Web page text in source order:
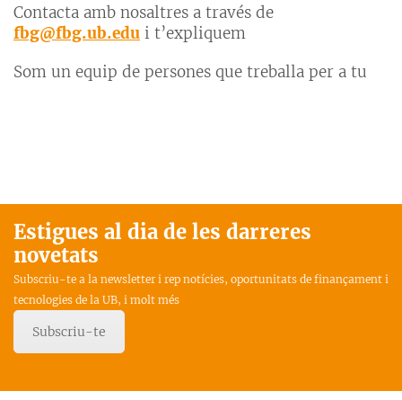
Contacta amb nosaltres a través de
fbg@fbg.ub.edu i t’expliquem
Som un equip de persones que treballa per a tu
Estigues al dia de les darreres
novetats
Subscriu-te a la newsletter i rep notícies, oportunitats de finançament i
tecnologies de la UB, i molt més
Subscriu-te